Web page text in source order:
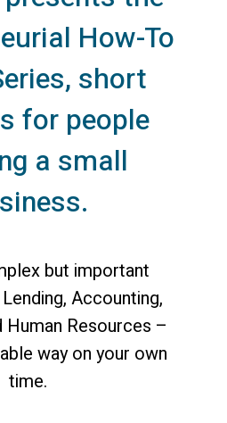
How-To
short
for people
a small
but important
Accounting,
Human Resources –
way on your own
time.